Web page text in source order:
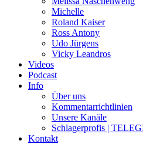
Michelle
Roland Kaiser
Ross Antony
Udo Jürgens
Vicky Leandros
Videos
Podcast
Info
Über uns
Kommentarrichtlinien
Unsere Kanäle
Schlagerprofis |
Kontakt